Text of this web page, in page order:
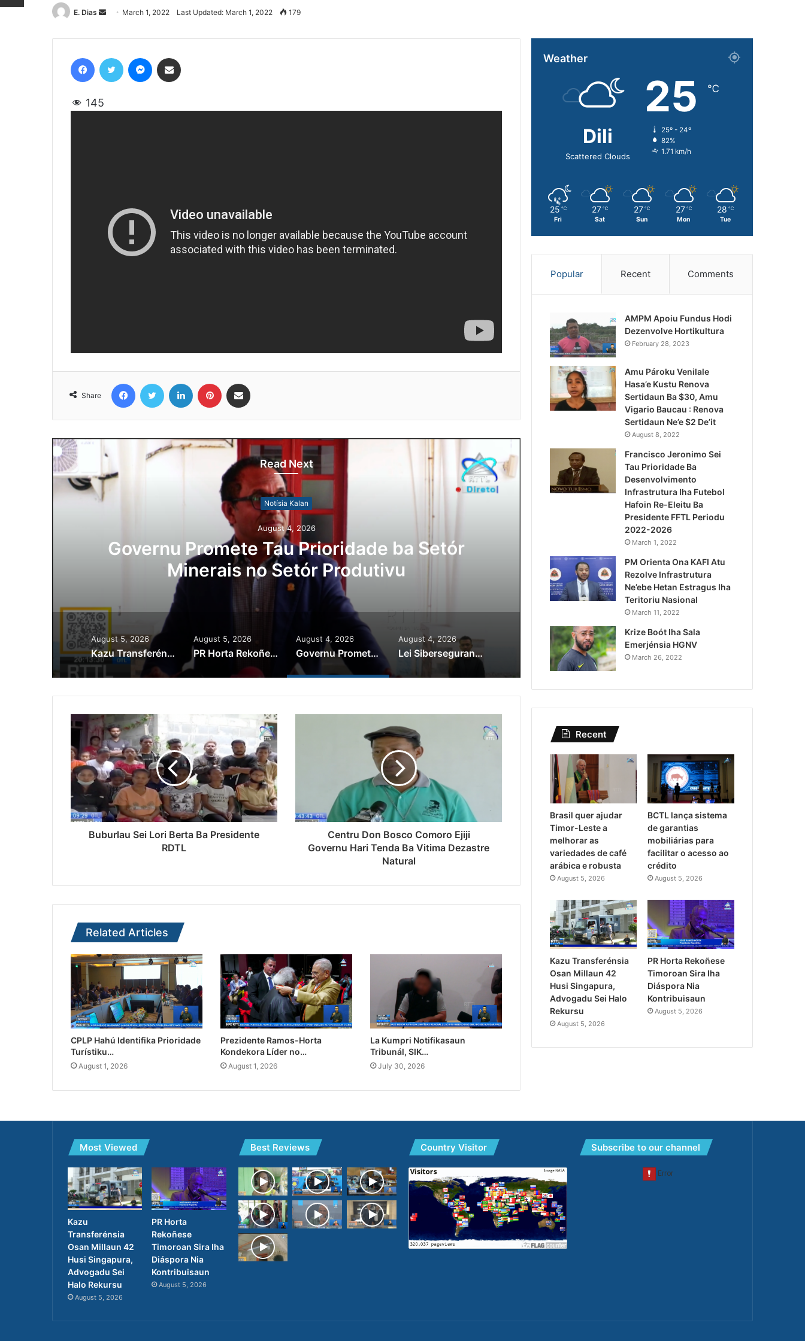
E. Dias
Send
email
March 1, 2022 Last Updated: March 1, 2022 179
145
Share
Read Next
Notísia Kalan
August 4, 2026
Governu Promete Tau Prioridade ba Setór
Minerais no Setór Produtivu
Lei Siberseguransa Ajuda
Kaptura Autór Kriminozu
Estranjeiru
August 5, 2026
Kazu Transferénsia Osan Millaun 42 Husi Singapura, Advogadu Sei Halo Rekursu
August 5, 2026
PR Horta Rekoñese Timoroan Sira Iha Diáspora Nia Kontribuisaun
August 4, 2026
Governu Promete Tau Prioridade ba Setór Minerais no Setór Produtivu
August 4, 2026
Lei Siberseguransa Ajuda Autoridade Polisiál Kaptura Autór Kriminozu ho Paradeiru Iha Estranjeiru
Buburlau Sei Lori Berta Ba Presidente
RDTL
Centru Don Bosco Comoro Ejiji
Governu Hari Tenda Ba Vitima Dezastre
Natural
Related Articles
CPLP Hahú Identifika Prioridade
Turístiku…
August 1, 2026
Prezidente Ramos-Horta
Kondekora Líder no…
August 1, 2026
La Kumpri Notifikasaun
Tribunál, SIK…
July 30, 2026
Weather
Dili
Scattered Clouds
25 ℃
25º - 24º
82%
1.71 km/h
25 ℃
Fri
27 ℃
Sat
27 ℃
Sun
27 ℃
Mon
28 ℃
Tue
Popular Recent Comments
AMPM Apoiu Fundus Hodi
Dezenvolve Hortikultura
February 28, 2023
Amu Pároku Venilale
Hasa’e Kustu Renova
Sertidaun Ba $30, Amu
Vigario Baucau : Renova
Sertidaun Ne’e $2 De’it
August 8, 2022
Francisco Jeronimo Sei
Tau Prioridade Ba
Desenvolvimento
Infrastrutura Iha Futebol
Hafoin Re-Eleitu Ba
Presidente FFTL Periodu
2022-2026
March 1, 2022
PM Orienta Ona KAFI Atu
Rezolve Infrastrutura
Ne’ebe Hetan Estragus Iha
Teritoriu Nasional
March 11, 2022
Krize Boót Iha Sala
Emerjénsia HGNV
March 26, 2022
Recent
Brasil quer ajudar
Timor-Leste a
melhorar as
variedades de café
arábica e robusta
August 5, 2026
BCTL lança sistema
de garantias
mobiliárias para
facilitar o acesso ao
crédito
August 5, 2026
Kazu Transferénsia
Osan Millaun 42
Husi Singapura,
Advogadu Sei Halo
Rekursu
August 5, 2026
PR Horta Rekoñese
Timoroan Sira Iha
Diáspora Nia
Kontribuisaun
August 5, 2026
Most Viewed
Kazu
Transferénsia
Osan Millaun 42
Husi Singapura,
Advogadu Sei
Halo Rekursu
August 5, 2026
PR Horta
Rekoñese
Timoroan Sira Iha
Diáspora Nia
Kontribuisaun
August 5, 2026
Best Reviews Country Visitor Subscribe to our channel